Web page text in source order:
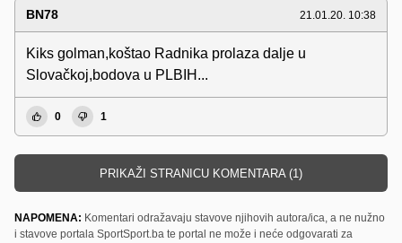
BN78 21.01.20. 10:38
Kiks golman,koštao Radnika prolaza dalje u
Slovačkoj,bodova u PLBIH...
0 1
PRIKAŽI STRANICU KOMENTARA (1)
NAPOMENA: Komentari odražavaju stavove njihovih autora/ica, a ne nužno
i stavove portala SportSport.ba te portal ne može i neće odgovarati za